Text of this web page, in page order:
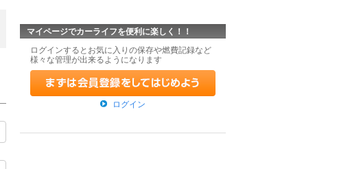
マイページでカーライフを便利に楽しく！！
ログインするとお気に入りの保存や燃費記録など
様々な管理が出来るようになります
ログイン